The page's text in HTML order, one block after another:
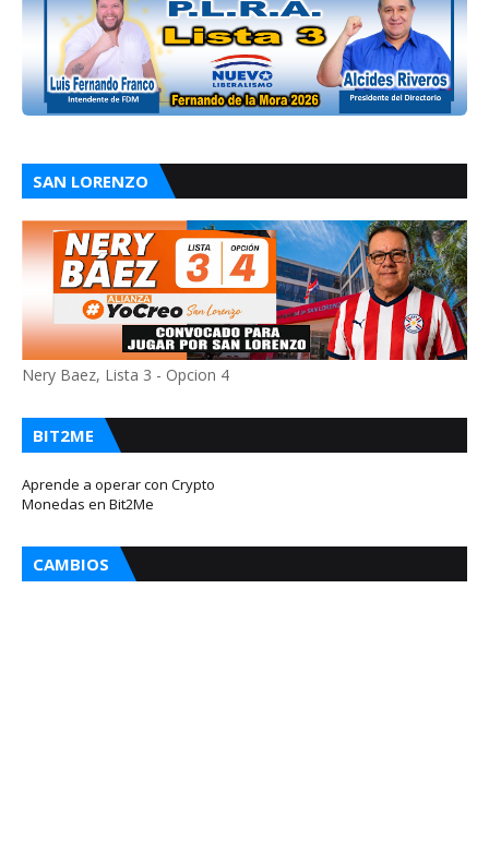
SAN LORENZO
Nery Baez, Lista 3 - Opcion 4
BIT2ME
Aprende a operar con Crypto
Monedas en Bit2Me
CAMBIOS